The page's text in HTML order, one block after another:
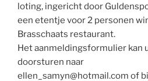
loting, ingericht door
een etentje voor 2 personen
Brasschaats restaurant.
Het aanmeldingsformulier kan
doorsturen naar
ellen_samyn@hotmail.com of